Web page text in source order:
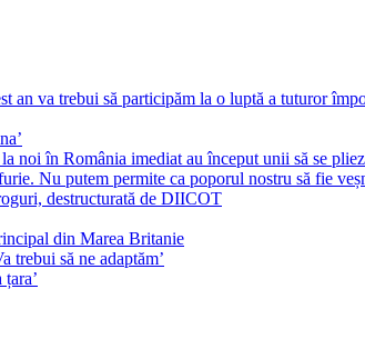
an va trebui să participăm la o luptă a tuturor
noi în România imediat au început unii să se
Nu putem permite ca poporul nostru să fie
destructurată de DIICOT
din Marea Britanie
trebui să ne adaptăm’